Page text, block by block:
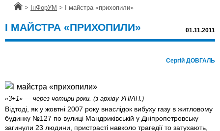
Головна
> ІнФорУМ > І майстра «прихопили»
І МАЙСТРА «ПРИХОПИЛИ» 01.11.2011
Сергій ДОВГАЛЬ
«3+1» — через чотири роки. (з архіву УНІАН.)
Відтоді, як у жовтні 2007 року внаслідок вибуху газу в житловому
будинку №127 по вулиці Мандриківській у Дніпропетровську
загинули 23 людини, пристрастi навколо трагедії то затухають,